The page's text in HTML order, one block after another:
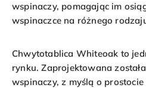
wspinaczy, pomagając im
wspinaczce na różnego
Chwytotablica Whiteoak to
rynku. Zaprojektowana
wspinaczy, z myślą o